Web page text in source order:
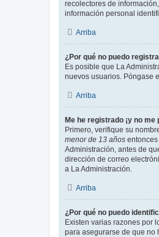
recolectores de
información personal
Arriba
¿Por qué no puedo
Es posible que La
nuevos usuarios. Póngase
Arriba
Me he registrado ¡y no me
Primero, verifique su
menor de 13 años
Administración, antes de
dirección de correo
a La Administración.
Arriba
¿Por qué no puedo
Existen varias razones por
para asegurarse de que no